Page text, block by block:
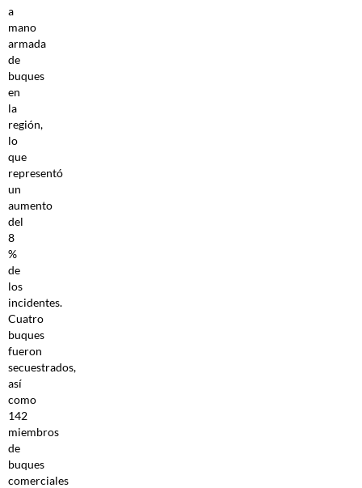
a
mano
armada
de
buques
en
la
región,
lo
que
representó
un
aumento
del
8
%
de
los
incidentes.
Cuatro
buques
fueron
secuestrados,
así
como
142
miembros
de
buques
comerciales